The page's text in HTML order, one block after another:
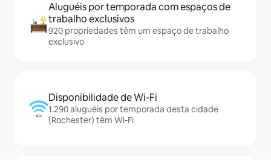
Aluguéis por temporada com espaços de
trabalho exclusivos
920 propriedades têm um espaço de trabalho
exclusivo
Disponibilidade de Wi-Fi
1.290 aluguéis por temporada desta cidade
(Rochester) têm Wi-Fi